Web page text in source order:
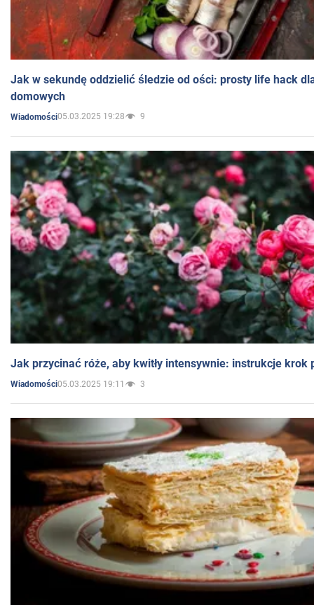
Jak w sekundę oddzielić śledzie od ości: prosty life hack
domowych
Wiadomości05.03.2025 19:28 9
Jak przycinać róże, aby kwitły intensywnie: instrukcje krok
Wiadomości05.03.2025 19:11 3